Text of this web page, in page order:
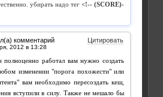
убирать надо тег <!-- (SCORE)-
комментарий Цитировать
полноценно работал вам нужно создать
изменении "порога похожести" или
вам необходимо пересоздать кеш,
вступили в силу. Также не мешало бы